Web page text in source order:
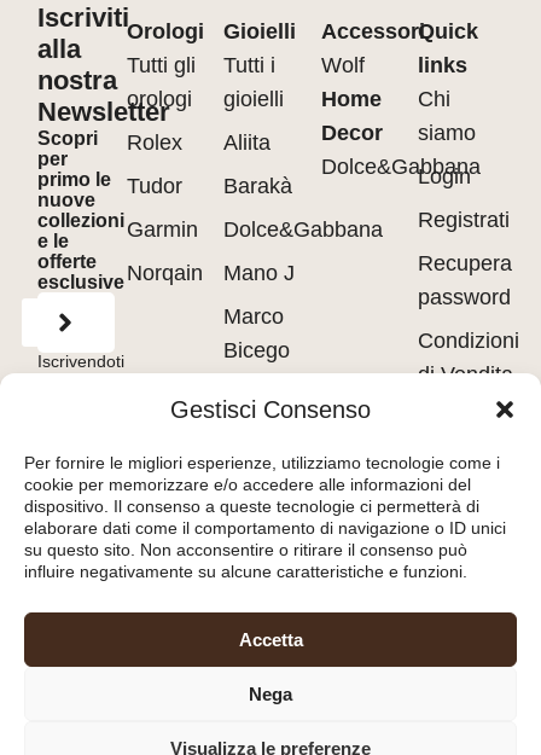
Gestisci Consenso
Per fornire le migliori esperienze, utilizziamo tecnologie come i
cookie per memorizzare e/o accedere alle informazioni del
dispositivo. Il consenso a queste tecnologie ci permetterà di
elaborare dati come il comportamento di navigazione o ID unici
su questo sito. Non acconsentire o ritirare il consenso può
influire negativamente su alcune caratteristiche e funzioni.
Accetta
Nega
Visualizza le preferenze
Iscriviti
alla
nostra
Newsletter
Scopri
per
primo le
nuove
collezioni
e le
offerte
esclusive
Iscrivendoti
accetti
Orologi
Tutti gli
orologi
Rolex
Tudor
Garmin
Norqain
Gioielli
Tutti i
gioielli
Aliita
Barakà
Dolce&Gabbana
Mano J
Marco
Bicego
Bruni
Tavanti
Accessori
Wolf
Home
Decor
Dolce&Gabbana
Quick
links
Chi
siamo
Login
Registrati
Recupera
password
Condizioni
di Vendita
policy
Cookie
policy
– Piazza Libertà, 8